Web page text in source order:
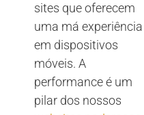
sites que oferecem
uma má experiência
em dispositivos
móveis. A
performance é um
pilar dos nossos